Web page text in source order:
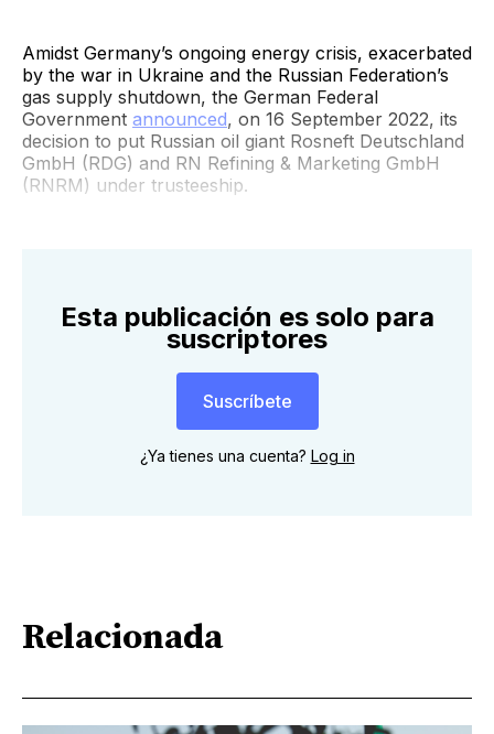
Amidst Germany’s ongoing energy crisis, exacerbated
by the war in Ukraine and the Russian Federation’s
gas supply shutdown, the German Federal
Government announced, on 16 September 2022, its
decision to put Russian oil giant Rosneft Deutschland
GmbH (RDG) and RN Refining & Marketing GmbH
(RNRM) under trusteeship.
Esta publicación es solo para
suscriptores
Suscríbete
¿Ya tienes una cuenta? Log in
Relacionada